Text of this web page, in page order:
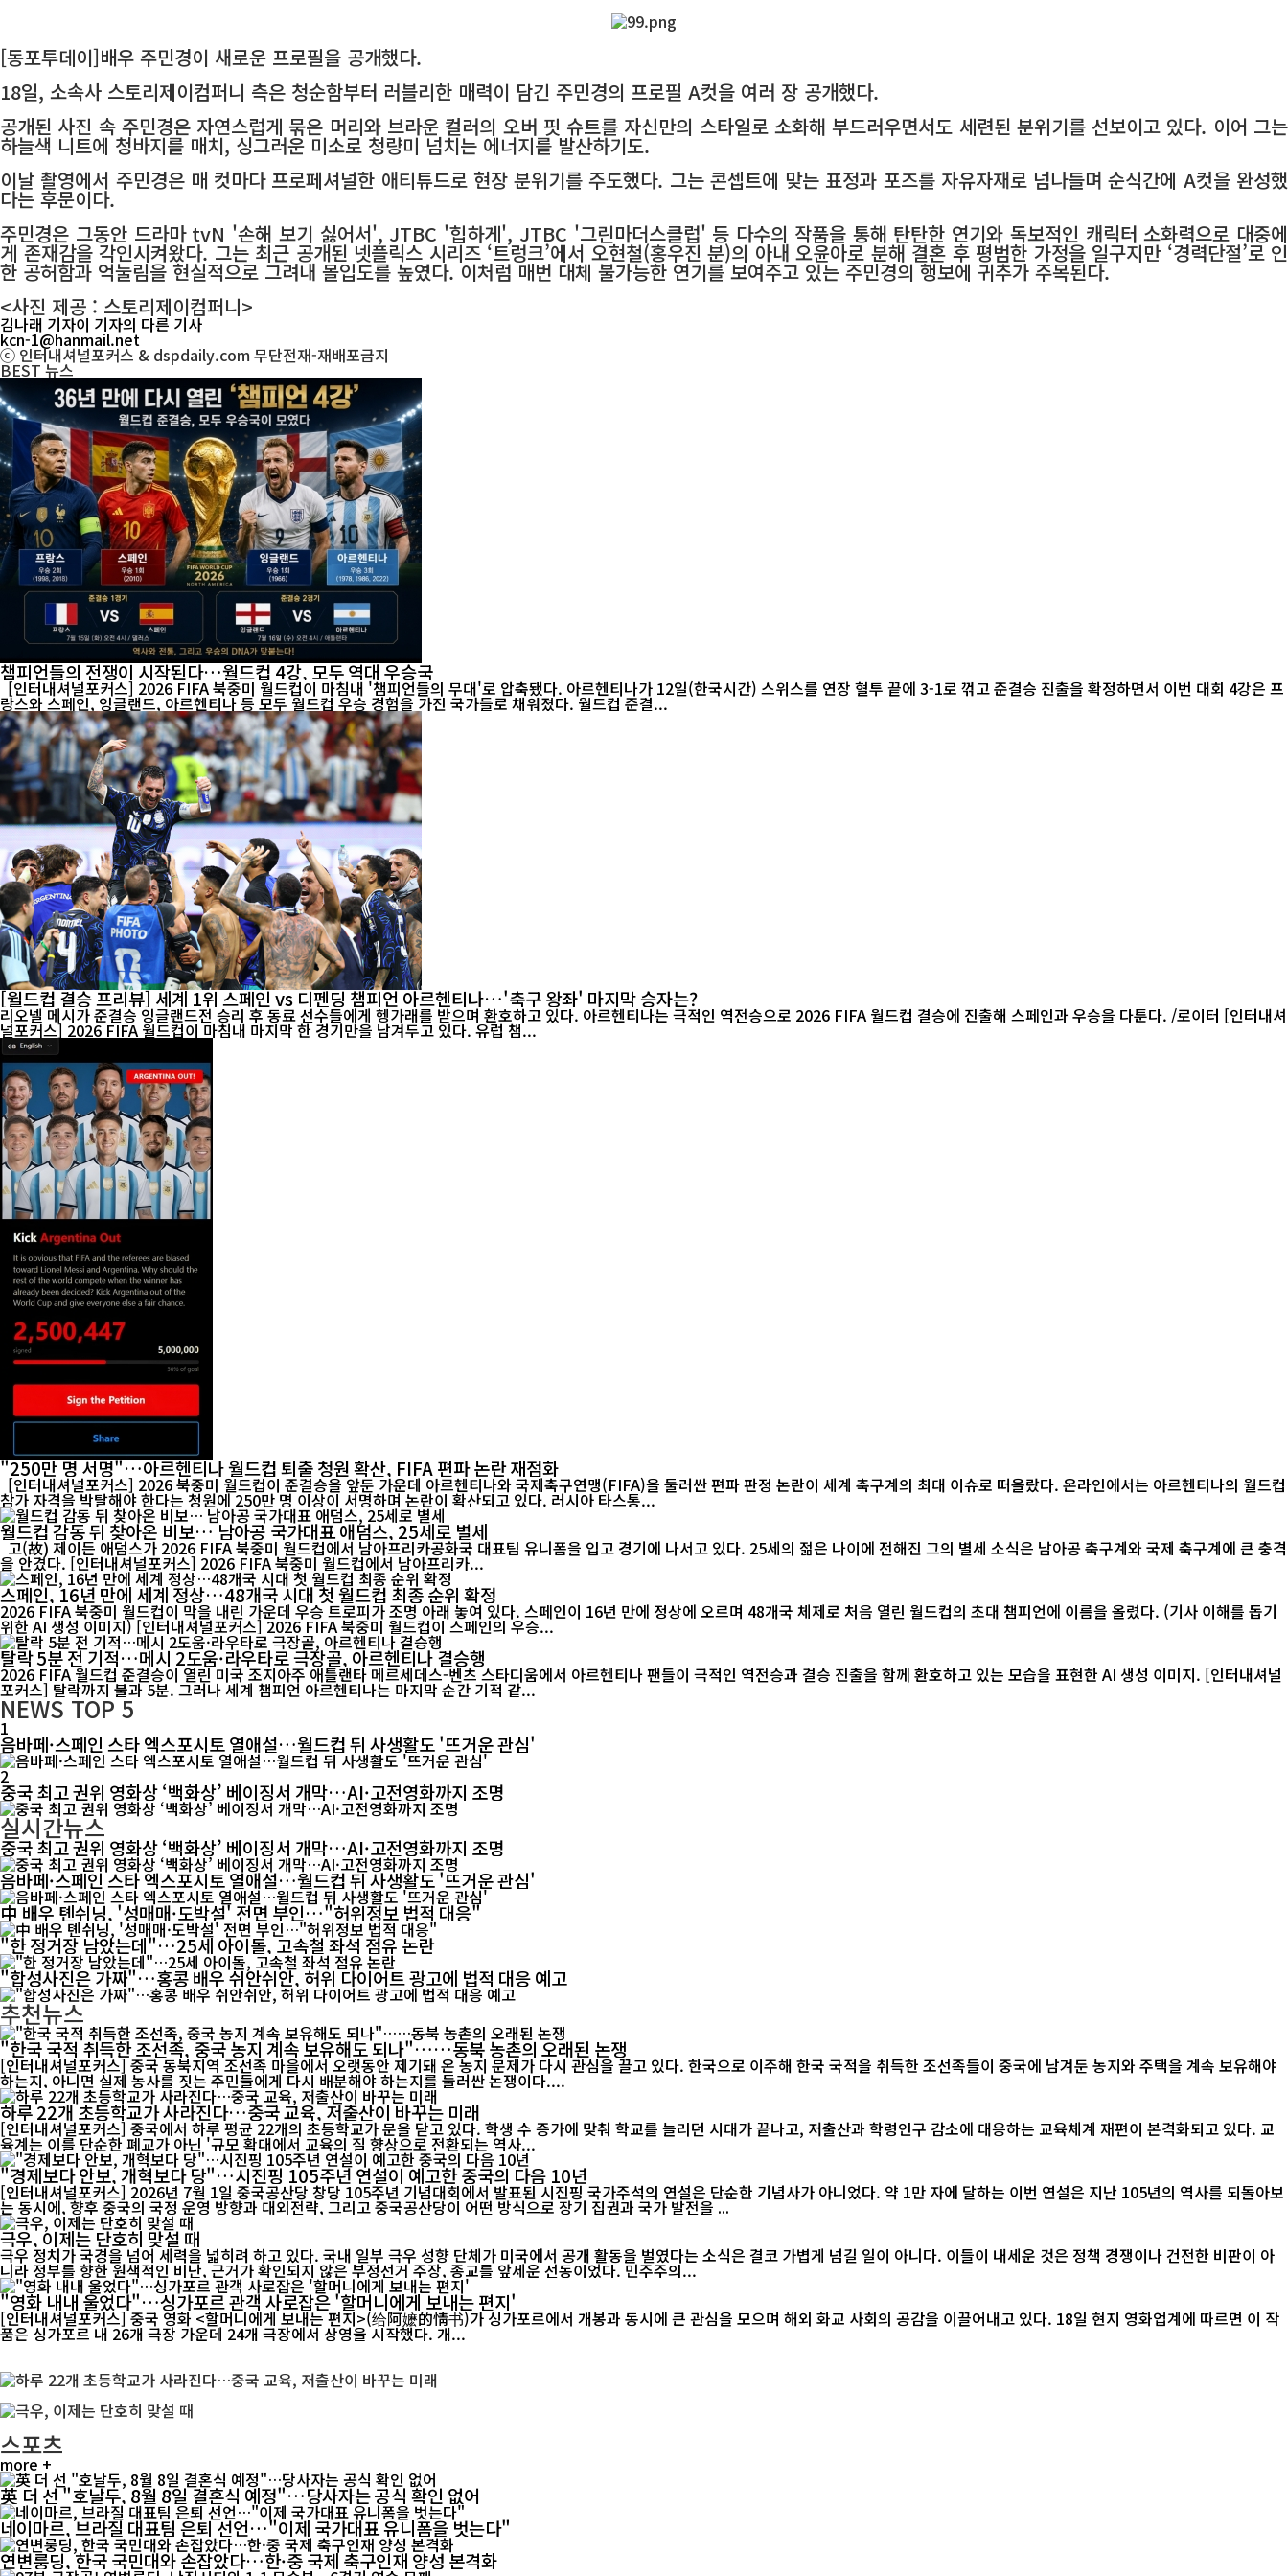
[동포투데이]배우 주민경이 새로운 프로필을 공개했다.
18일, 소속사 스토리제이컴퍼니 측은 청순함부터 러블리한 매력이 담긴 주민경의 프로필 A컷을 여러 장 공개했다.
공개된 사진 속 주민경은 자연스럽게 묶은 머리와 브라운 컬러의 오버 핏 슈트를 자신만의 스타일로 소화해 부드러우면서도 세련된 분위기를 선보이고 있다. 이어 그는
하늘색 니트에 청바지를 매치, 싱그러운 미소로 청량미 넘치는 에너지를 발산하기도.
이날 촬영에서 주민경은 매 컷마다 프로페셔널한 애티튜드로 현장 분위기를 주도했다. 그는 콘셉트에 맞는 표정과 포즈를 자유자재로 넘나들며 순식간에 A컷을 완성했
다는 후문이다.
주민경은 그동안 드라마 tvN '손해 보기 싫어서', JTBC '힙하게', JTBC '그린마더스클럽' 등 다수의 작품을 통해 탄탄한 연기와 독보적인 캐릭터 소화력으로 대중에
게 존재감을 각인시켜왔다. 그는 최근 공개된 넷플릭스 시리즈 ‘트렁크’에서 오현철(홍우진 분)의 아내 오윤아로 분해 결혼 후 평범한 가정을 일구지만 ‘경력단절’로 인
한 공허함과 억눌림을 현실적으로 그려내 몰입도를 높였다. 이처럼 매번 대체 불가능한 연기를 보여주고 있는 주민경의 행보에 귀추가 주목된다.
<사진 제공 : 스토리제이컴퍼니>
김나래 기자이 기자의 다른 기사
kcn-1@hanmail.net
ⓒ 인터내셔널포커스 & dspdaily.com 무단전재-재배포금지
BEST뉴스
챔피언들의 전쟁이 시작된다…월드컵 4강, 모두 역대 우승국
[인터내셔널포커스] 2026 FIFA 북중미 월드컵이 마침내 '챔피언들의 무대'로 압축됐다. 아르헨티나가 12일(한국시간) 스위스를 연장 혈투 끝에 3-1로 꺾고 준결승 진출을 확정하면서 이번 대회 4강은 프
랑스와 스페인, 잉글랜드, 아르헨티나 등 모두 월드컵 우승 경험을 가진 국가들로 채워졌다. 월드컵 준결...
[월드컵 결승 프리뷰] 세계 1위 스페인 vs 디펜딩 챔피언 아르헨티나…'축구 왕좌' 마지막 승자는?
리오넬 메시가 준결승 잉글랜드전 승리 후 동료 선수들에게 헹가래를 받으며 환호하고 있다. 아르헨티나는 극적인 역전승으로 2026 FIFA 월드컵 결승에 진출해 스페인과 우승을 다툰다. /로이터 [인터내셔
널포커스] 2026 FIFA 월드컵이 마침내 마지막 한 경기만을 남겨두고 있다. 유럽 챔...
"250만 명 서명"…아르헨티나 월드컵 퇴출 청원 확산, FIFA 편파 논란 재점화
[인터내셔널포커스] 2026 북중미 월드컵이 준결승을 앞둔 가운데 아르헨티나와 국제축구연맹(FIFA)을 둘러싼 편파 판정 논란이 세계 축구계의 최대 이슈로 떠올랐다. 온라인에서는 아르헨티나의 월드컵
참가 자격을 박탈해야 한다는 청원에 250만 명 이상이 서명하며 논란이 확산되고 있다. 러시아 타스통...
월드컵 감동 뒤 찾아온 비보… 남아공 국가대표 애덤스, 25세로 별세
고(故) 제이든 애덤스가 2026 FIFA 북중미 월드컵에서 남아프리카공화국 대표팀 유니폼을 입고 경기에 나서고 있다. 25세의 젊은 나이에 전해진 그의 별세 소식은 남아공 축구계와 국제 축구계에 큰 충격
을 안겼다. [인터내셔널포커스] 2026 FIFA 북중미 월드컵에서 남아프리카...
스페인, 16년 만에 세계 정상…48개국 시대 첫 월드컵 최종 순위 확정
2026 FIFA 북중미 월드컵이 막을 내린 가운데 우승 트로피가 조명 아래 놓여 있다. 스페인이 16년 만에 정상에 오르며 48개국 체제로 처음 열린 월드컵의 초대 챔피언에 이름을 올렸다. (기사 이해를 돕기
위한 AI 생성 이미지) [인터내셔널포커스] 2026 FIFA 북중미 월드컵이 스페인의 우승...
탈락 5분 전 기적…메시 2도움·라우타로 극장골, 아르헨티나 결승행
2026 FIFA 월드컵 준결승이 열린 미국 조지아주 애틀랜타 메르세데스-벤츠 스타디움에서 아르헨티나 팬들이 극적인 역전승과 결승 진출을 함께 환호하고 있는 모습을 표현한 AI 생성 이미지. [인터내셔널
포커스] 탈락까지 불과 5분. 그러나 세계 챔피언 아르헨티나는 마지막 순간 기적 같...
NEWS TOP 5
1
음바페·스페인 스타 엑스포시토 열애설…월드컵 뒤 사생활도 '뜨거운 관심'
2
중국 최고 권위 영화상 ‘백화상’ 베이징서 개막…AI·고전영화까지 조명
실시간뉴스
중국 최고 권위 영화상 ‘백화상’ 베이징서 개막…AI·고전영화까지 조명
음바페·스페인 스타 엑스포시토 열애설…월드컵 뒤 사생활도 '뜨거운 관심'
中 배우 톈쉬닝, '성매매·도박설' 전면 부인…"허위정보 법적 대응"
"한 정거장 남았는데"…25세 아이돌, 고속철 좌석 점유 논란
"합성사진은 가짜"…홍콩 배우 쉬안쉬안, 허위 다이어트 광고에 법적 대응 예고
추천뉴스
"한국 국적 취득한 조선족, 중국 농지 계속 보유해도 되나"……동북 농촌의 오래된 논쟁
[인터내셔널포커스] 중국 동북지역 조선족 마을에서 오랫동안 제기돼 온 농지 문제가 다시 관심을 끌고 있다. 한국으로 이주해 한국 국적을 취득한 조선족들이 중국에 남겨둔 농지와 주택을 계속 보유해야
하는지, 아니면 실제 농사를 짓는 주민들에게 다시 배분해야 하는지를 둘러싼 논쟁이다....
하루 22개 초등학교가 사라진다…중국 교육, 저출산이 바꾸는 미래
[인터내셔널포커스] 중국에서 하루 평균 22개의 초등학교가 문을 닫고 있다. 학생 수 증가에 맞춰 학교를 늘리던 시대가 끝나고, 저출산과 학령인구 감소에 대응하는 교육체계 재편이 본격화되고 있다. 교
육계는 이를 단순한 폐교가 아닌 '규모 확대에서 교육의 질 향상으로 전환되는 역사...
"경제보다 안보, 개혁보다 당"…시진핑 105주년 연설이 예고한 중국의 다음 10년
[인터내셔널포커스] 2026년 7월 1일 중국공산당 창당 105주년 기념대회에서 발표된 시진핑 국가주석의 연설은 단순한 기념사가 아니었다. 약 1만 자에 달하는 이번 연설은 지난 105년의 역사를 되돌아보
는 동시에, 향후 중국의 국정 운영 방향과 대외전략, 그리고 중국공산당이 어떤 방식으로 장기 집권과 국가 발전을 ...
극우, 이제는 단호히 맞설 때
극우 정치가 국경을 넘어 세력을 넓히려 하고 있다. 국내 일부 극우 성향 단체가 미국에서 공개 활동을 벌였다는 소식은 결코 가볍게 넘길 일이 아니다. 이들이 내세운 것은 정책 경쟁이나 건전한 비판이 아
니라 정부를 향한 원색적인 비난, 근거가 확인되지 않은 부정선거 주장, 종교를 앞세운 선동이었다. 민주주의...
"영화 내내 울었다"…싱가포르 관객 사로잡은 '할머니에게 보내는 편지'
[인터내셔널포커스] 중국 영화 <할머니에게 보내는 편지>(给阿嬷的情书)가 싱가포르에서 개봉과 동시에 큰 관심을 모으며 해외 화교 사회의 공감을 이끌어내고 있다. 18일 현지 영화업계에 따르면 이 작
품은 싱가포르 내 26개 극장 가운데 24개 극장에서 상영을 시작했다. 개...
스포츠
more +
英 더 선 "호날두, 8월 8일 결혼식 예정"…당사자는 공식 확인 없어
네이마르, 브라질 대표팀 은퇴 선언…"이제 국가대표 유니폼을 벗는다"
연변룽딩, 한국 국민대와 손잡았다…한·중 국제 축구인재 양성 본격화